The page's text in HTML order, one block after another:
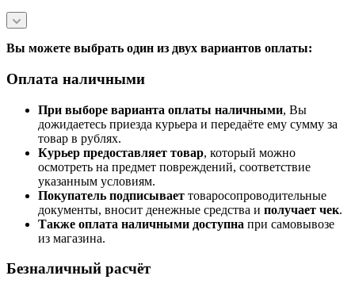
Вы можете выбрать один из двух вариантов оплаты:
Оплата наличными
При выборе варианта оплаты наличными, Вы
дожидаетесь приезда курьера и передаёте ему сумму за
товар в рублях.
Курьер предоставляет товар, который можно
осмотреть на предмет повреждений, соответствие
указанным условиям.
Покупатель подписывает товаросопроводительные
документы, вносит денежные средства и получает чек.
Также оплата наличными доступна при самовывозе
из магазина.
Безналичный расчёт